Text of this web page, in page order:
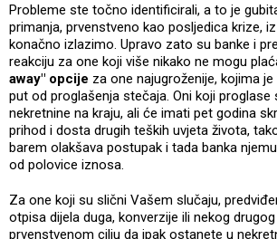
Probleme ste točno identificirali, a to je
primanja, prvenstveno kao posljedica krize,
konačno izlazimo. Upravo zato su banke i
reakciju za one koji više nikako ne mogu
away" opcije za one najugroženije, kojima
put od proglašenja stečaja. Oni koji
nekretnine na kraju, ali će imati pet godina
prihod i dosta drugih teških uvjeta života,
barem olakšava postupak i tada banka
od polovice iznosa.
Za one koji su slični Vašem slučaju,
otpisa dijela duga, konverzije ili nekog
prvenstvenom cilju da ipak ostanete u